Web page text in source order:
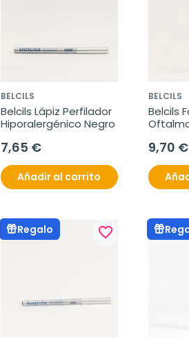
BELCILS
Belcils Lápiz Perfilador
Hiporalergénico Negro
7,65 €
Añadir al carrito
BELCILS
Belcils
9,70 €
Regalo favorite_border